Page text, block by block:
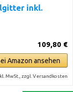
inkl.
109,80 €
Amazon ansehen
MwSt., zzgl. Versandkosten